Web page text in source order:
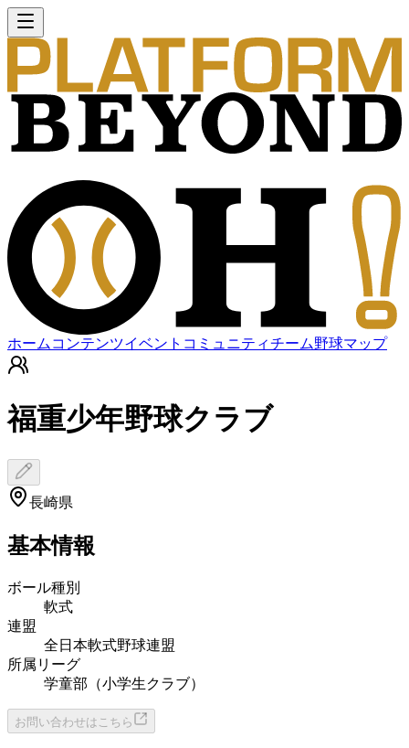
ホーム コンテンツイベント コミュニティチーム野球マップ
福重少年野球クラブ
長崎県
基本情報
ボール種別
軟式
連盟
全日本軟式野球連盟
所属リーグ
学童部（小学生クラブ）
お問い合わせはこちら